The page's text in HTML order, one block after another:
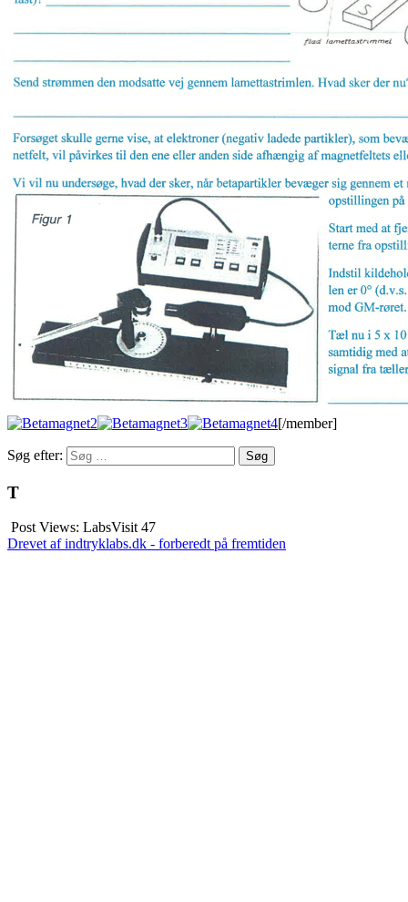
[/member]
Søg efter:
T
Post Views: LabsVisit 47
Drevet af indtryklabs.dk - forberedt på fremtiden